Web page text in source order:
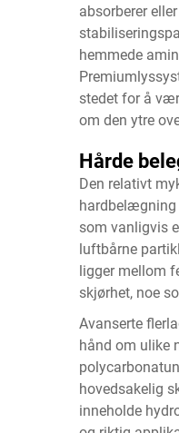
absorberer
hemmede
stedet for å
om den ytre
Hårde
Den relativt
hardbelægning
som vanligvis
luftbårne
ligger mellom
skjørhet, noe
Avanserte
hånd om ulike
hovedsakelig
inneholde